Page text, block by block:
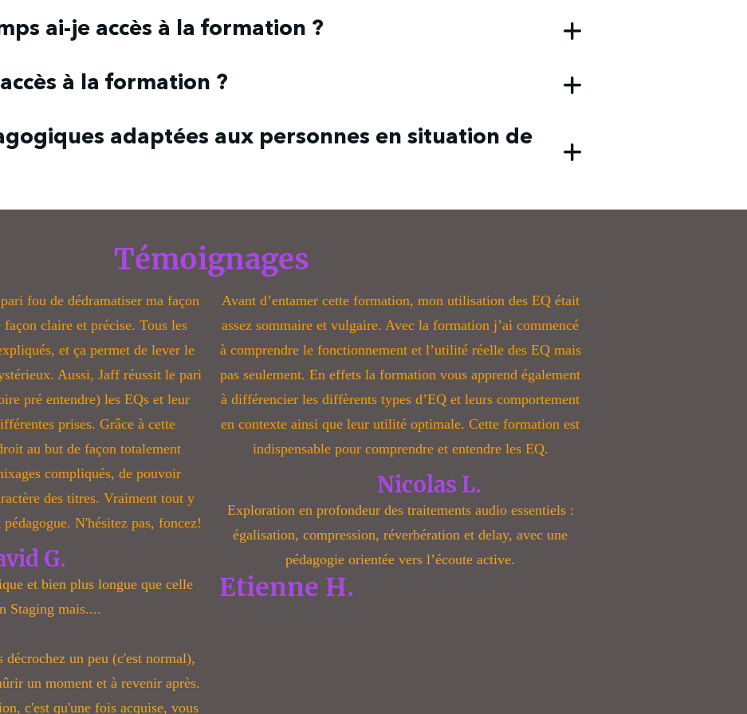
ai-je accès à la formation ?
espace membre qui se créé automatiquement quand vous achetez la formation.
à la formation ?
aurez alors un espace membre réservé où vous aurez accès à votre formation.
adaptées aux personnes en situation de
questions précises en fonction de votre handicap, merci de me contacter au préalable par mail à
Témoignages
fou de dédramatiser ma façon
claire et précise. Tous les
et ça permet de lever le
Aussi, Jaff réussit le pari
pré entendre) les EQs et leur
prises. Grâce à cette
au but de façon totalement
compliqués, de pouvoir
des titres. Vraiment tout y
N'hésitez pas, foncez!
G.
et bien plus longue que celle
Staging mais....
un peu (c'est normal),
un moment et à revenir après.
c'est qu'une fois acquise, vous
Avant d’entamer cette formation, mon utilisation des EQ était
assez sommaire et vulgaire. Avec la formation j’ai commencé
à comprendre le fonctionnement et l’utilité réelle des EQ mais
pas seulement. En effets la formation vous apprend également
à différencier les diffèrents types d’EQ et leurs comportement
en contexte ainsi que leur utilité optimale. Cette formation est
indispensable pour comprendre et entendre les EQ.
Nicolas L.
Exploration en profondeur des traitements audio essentiels :
égalisation, compression, réverbération et delay, avec une
pédagogie orientée vers l’écoute active.
Etienne H.